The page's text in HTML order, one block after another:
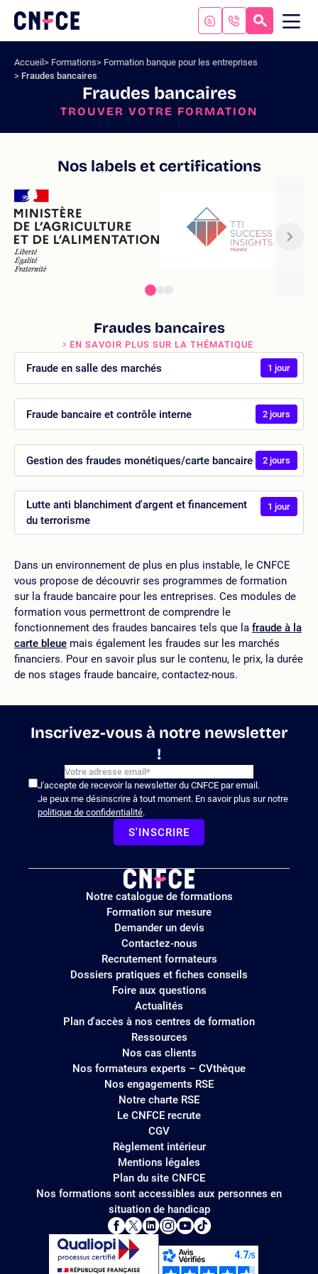
contenu
la
Logo
site
Accueil Formations
Formation banque pour les entreprises
Fraudes bancaires
Fraudes bancaires
TROUVER VOTRE FORMATION
Nos labels et certifications
Fraudes bancaires
EN SAVOIR PLUS SUR LA THÉMATIQUE
Fraude en salle des marchés 1 jour
Fraude bancaire et contrôle interne 2 jours
Gestion des fraudes monétiques/carte bancaire 2 jours
Lutte anti blanchiment d'argent et financement
du terrorisme
1 jour
Dans un environnement de plus en plus instable, le CNFCE
vous propose de découvrir ses programmes de formation
sur la fraude bancaire pour les entreprises. Ces modules de
formation vous permettront de comprendre le
fonctionnement des fraudes bancaires tels que la fraude à la
carte bleue mais également les fraudes sur les marchés
financiers. Pour en savoir plus sur le contenu, le prix, la durée
de nos stages fraude bancaire, contactez-nous.
Inscrivez-vous à notre newsletter
!
J'accepte de recevoir la newsletter du CNFCE par email.
Je peux me désinscrire à tout moment. En savoir plus sur notre
politique de confidentialité.
S'INSCRIRE
Logo
site
Notre catalogue de formations
Formation sur mesure
Demander un devis
Contactez-nous
Recrutement formateurs
Dossiers pratiques et fiches conseils
Foire aux questions
Actualités
Plan d'accès à nos centres de formation
Ressources
Nos cas clients
Nos formateurs experts – CVthèque
Nos engagements RSE
Notre charte RSE
Le CNFCE recrute
CGV
Règlement intérieur
Mentions légales
Plan du site CNFCE
Nos formations sont accessibles aux personnes en
situation de handicap